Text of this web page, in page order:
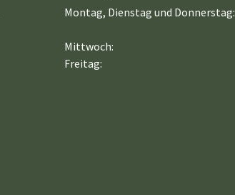
Montag, Dienstag und Donnerstag:
Mittwoch:
Freitag: